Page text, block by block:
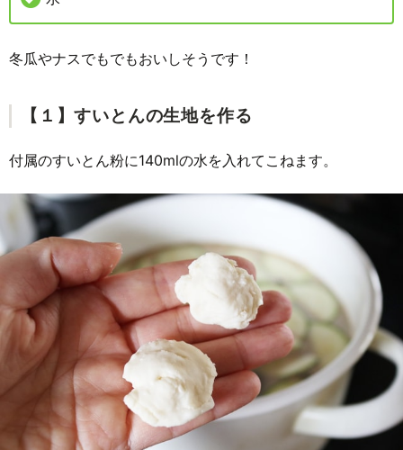
冬瓜やナスでもでもおいしそうです！
【１】すいとんの生地を作る
付属のすいとん粉に140mlの水を入れてこねます。